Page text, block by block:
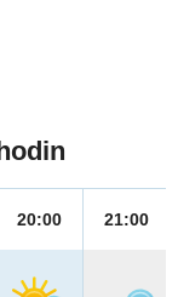
20:00 21:00